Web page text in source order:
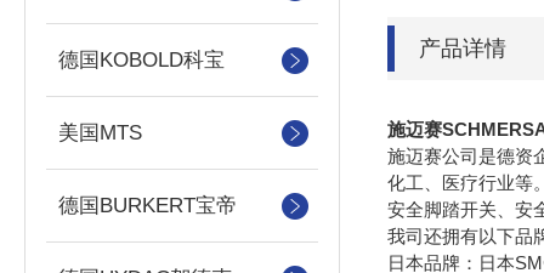
德国KOBOLD科宝
美国MTS
德国BURKERT宝帝
产品详情
施迈赛
施迈赛公司是德资
化工、医疗行业等
安全脚踏开关、安
我司还拥有以下品
日本品牌：日本